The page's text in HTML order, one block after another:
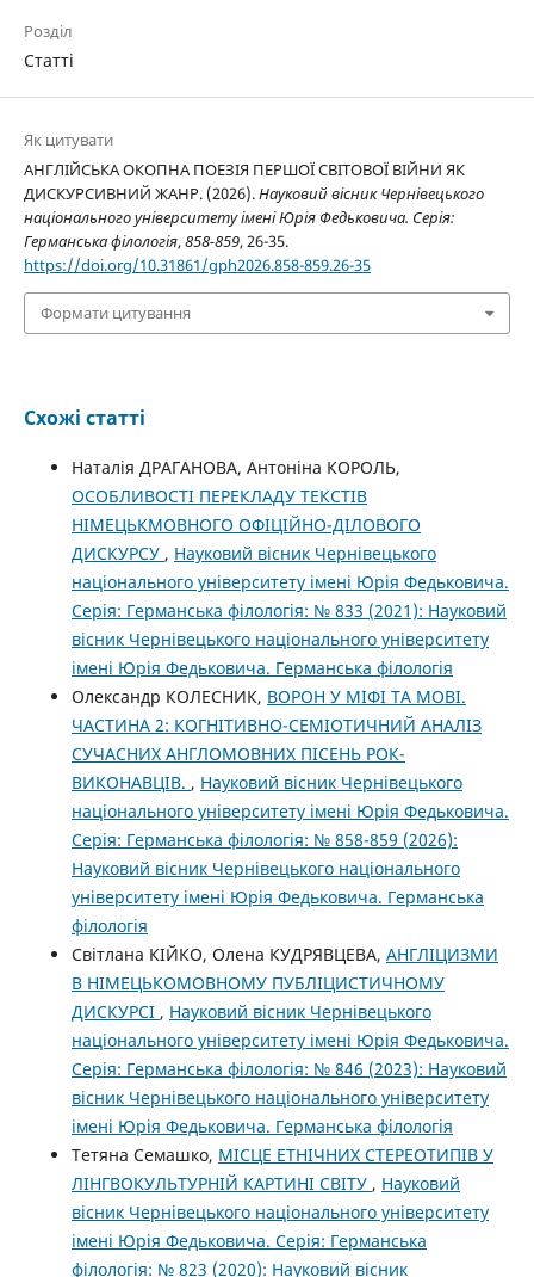
Розділ
Статті
Як цитувати
АНГЛІЙСЬКА ОКОПНА ПОЕЗІЯ ПЕРШОЇ СВІТОВОЇ ВІЙНИ ЯК
ДИСКУРСИВНИЙ ЖАНР. (2026).Науковий вісник Чернівецького
національного університету імені Юрія Федьковича. Серія:
Германська філологія,858-859, 26-35.
https://doi.org/10.31861/gph2026.858-859.26-35
Формати цитування
Схожі статті
Наталія ДРАГАНОВА, Антоніна КОРОЛЬ,
ОСОБЛИВОСТІ ПЕРЕКЛАДУ ТЕКСТІВ
НІМЕЦЬКМОВНОГО ОФІЦІЙНО-ДІЛОВОГО
ДИСКУРСУ , Науковий вісник Чернівецького
національного університету імені Юрія Федьковича.
Серія: Германська філологія: № 833 (2021): Науковий
вісник Чернівецького національного університету
імені Юрія Федьковича. Германська філологія
Олександр КОЛЕСНИК, ВОРОН У МІФІ ТА МОВІ.
ЧАСТИНА 2: КОГНІТИВНО-СЕМІОТИЧНИЙ АНАЛІЗ
СУЧАСНИХ АНГЛОМОВНИХ ПІСЕНЬ РОК-
ВИКОНАВЦІВ. , Науковий вісник Чернівецького
національного університету імені Юрія Федьковича.
Серія: Германська філологія: № 858-859 (2026):
Науковий вісник Чернівецького національного
університету імені Юрія Федьковича. Германська
філологія
Світлана КІЙКО, Олена КУДРЯВЦЕВА, АНГЛІЦИЗМИ
В НІМЕЦЬКОМОВНОМУ ПУБЛІЦИСТИЧНОМУ
ДИСКУРСІ , Науковий вісник Чернівецького
національного університету імені Юрія Федьковича.
Серія: Германська філологія: № 846 (2023): Науковий
вісник Чернівецького національного університету
імені Юрія Федьковича. Германська філологія
Тетяна Семашко, МІСЦЕ ЕТНІЧНИХ СТЕРЕОТИПІВ У
ЛІНГВОКУЛЬТУРНІЙ КАРТИНІ СВІТУ , Науковий
вісник Чернівецького національного університету
імені Юрія Федьковича. Серія: Германська
філологія: № 823 (2020): Науковий вісник